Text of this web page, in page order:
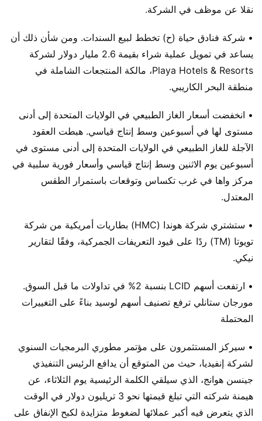
نقلا عن موظف في الشركة.
• شركة فنادق حياة (ح) تخطط لبيع السندات. ومن شأن ذلك أن
يساعد في تمويل عملية شراء بقيمة 2.6 مليار دولار لشركة
Playa Hotels & Resorts، مالكة المنتجعات الشاملة في
منطقة البحر الكاريبي.
• انخفضت أسعار الغاز الطبيعي في الولايات المتحدة إلى أدنى
مستوى لها في أسبوعين وسط إنتاج قياسي. هبطت العقود
الآجلة للغاز الطبيعي في الولايات المتحدة إلى أدنى مستوى في
أسبوعين يوم الاثنين وسط إنتاج قياسي وأسعار فورية سلبية في
مركز واها في غرب تكساس وتوقعات باستمرار الطقس
المعتدل.
• ستشتري شركة هوندا (HMC) بطاريات أمريكية من شركة
تويوتا (TM) ردًا على قيود التعريفات الجمركية، وفقًا لتقارير
نيكي.
• ارتفعت أسهم LCID بنسبة 2% في تداولات ما قبل السوق.
مورجان ستانلي ترفع تصنيف أسهم لوسيد بناءً على التغييرات
المحتملة
• سيركز المستثمرون على مؤتمر مطوري البرمجيات السنوي
لشركة إنفيديا، حيث من المتوقع أن يدافع الرئيس التنفيذي
جينسن هوانج، الذي سيلقي الكلمة الرئيسية يوم الثلاثاء، عن
هيمنة شركته التي تبلغ قيمتها نحو 3 تريليون دولار في الوقت
الذي يتعرض فيه أكبر عملائها لضغوط متزايدة لكبح الإنفاق على